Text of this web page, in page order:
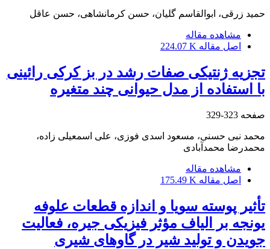
حمید زرقی، ابوالقاسم گلیان، حسن کرمانشاهی، حسن عاقل
مشاهده مقاله
اصل مقاله 224.07 K
تجزیه ژنتیکی صفات رشد در بز کرکی رائینی
با استفاده از مدل حیوانی چند متغیره
صفحه 323-329
محمد نبی حسنی، مسعود اسدی فوزی، علی اسمعیلی زاده،
محمدرضا محمدآبادی
مشاهده مقاله
اصل مقاله 175.49 K
تأثیر پوسته سویا و اندازه قطعات علوفه
یونجه بر الیاف مؤثر فیزیکی جیره، فعالیت
جویدن و تولید شیر در گاوهای شیری